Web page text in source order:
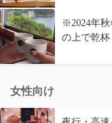
※2024年
の上で乾杯
女性向け